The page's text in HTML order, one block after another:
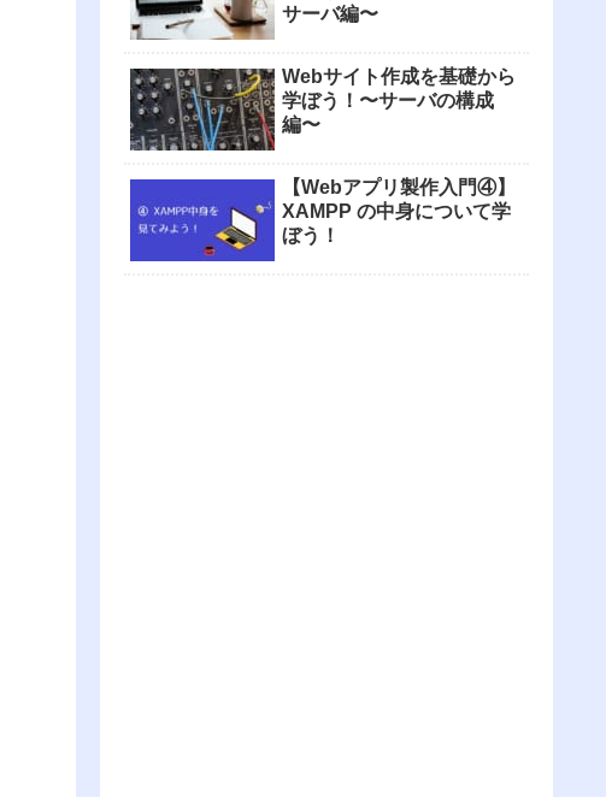
サーバ編〜
Webサイト作成を基礎から
学ぼう！〜サーバの構成
編〜
【Webアプリ製作入門④】
XAMPP の中身について学
ぼう！